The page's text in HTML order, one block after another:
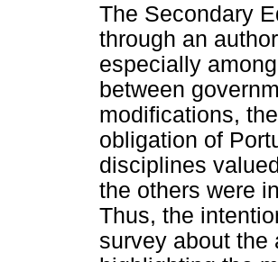
The Secondary
through an
especially
between
modifications,
obligation of
disciplines
the others were
Thus, the
survey about the